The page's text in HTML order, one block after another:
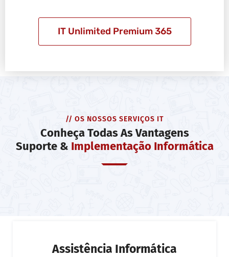
IT Unlimited Premium 365
// OS NOSSOS SERVIÇOS IT
Conheça Todas As Vantagens
Suporte & Implementação Informática
Assistência Informática